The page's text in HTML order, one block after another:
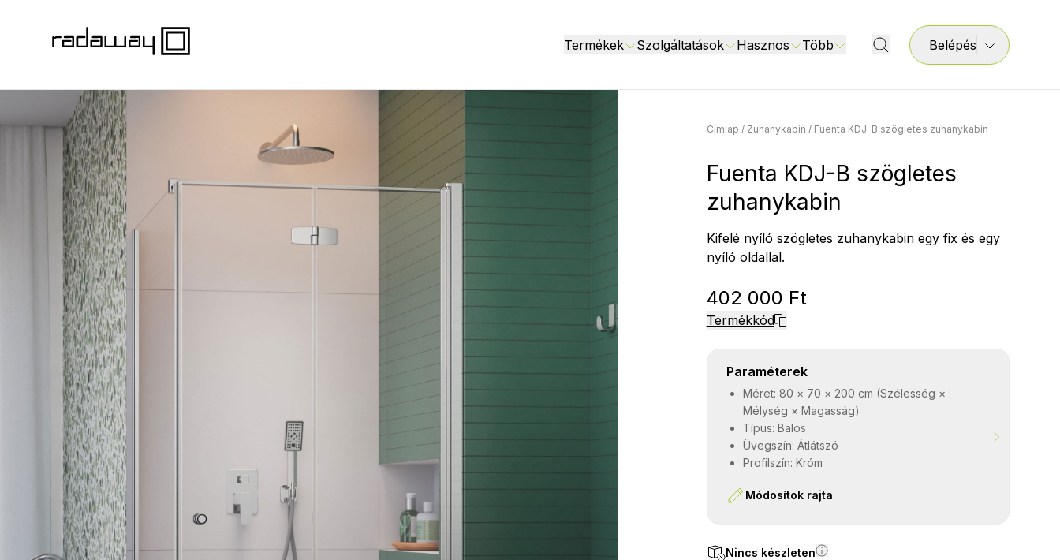
Termékek Szolgáltatások Hasznos Több Belépés
Címlap / Zuhanykabin / Fuenta KDJ-B szögletes zuhanykabin
Fuenta KDJ-B szögletes
zuhanykabin
Kifelé nyíló szögletes zuhanykabin egy fix és egy
nyíló oldallal.
402 000 Ft
Termékkód
Paraméterek
Méret: 80 × 70 × 200 cm (Szélesség ×
Mélység × Magasság)
Típus: Balos
Üvegszín: Átlátszó
Profilszín: Króm
Módosítok rajta
Nincs készleten